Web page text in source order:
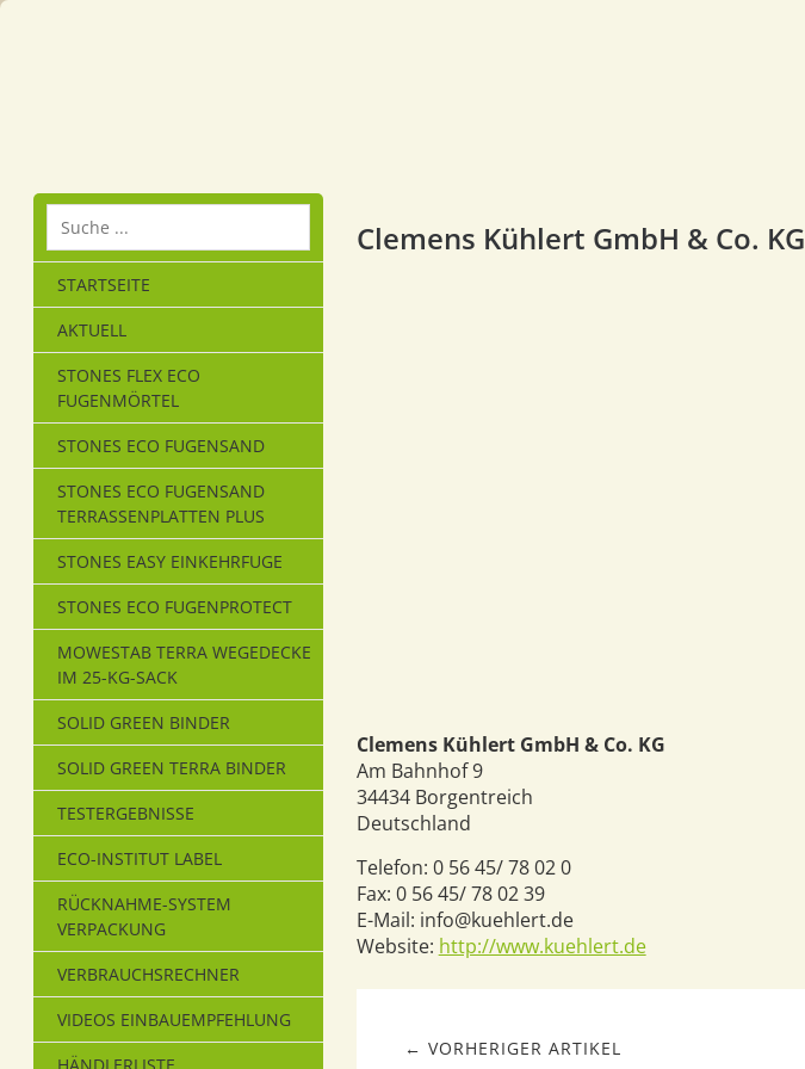
STARTSEITE
AKTUELL
STONES FLEX ECO
FUGENMÖRTEL
STONES ECO FUGENSAND
STONES ECO FUGENSAND
TERRASSENPLATTEN PLUS
STONES EASY EINKEHRFUGE
STONES ECO FUGENPROTECT
MOWESTAB TERRA WEGEDECKE
IM 25-KG-SACK
SOLID GREEN BINDER
SOLID GREEN TERRA BINDER
TESTERGEBNISSE
ECO-INSTITUT LABEL
RÜCKNAHME-SYSTEM
VERPACKUNG
VERBRAUCHSRECHNER
VIDEOS EINBAUEMPFEHLUNG
Clemens Kühlert GmbH & Co. KG
Clemens Kühlert GmbH & Co. KG
Am Bahnhof 9
34434 Borgentreich
Deutschland
Telefon: 0 56 45/ 78 02 0
Fax: 0 56 45/ 78 02 39
E-Mail: info@kuehlert.de
Website: http://www.kuehlert.de
← VORHERIGER ARTIKEL